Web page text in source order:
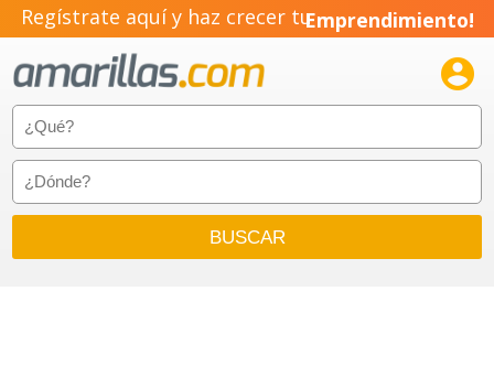
Regístrate aquí y haz crecer tuEmprendimiento!
